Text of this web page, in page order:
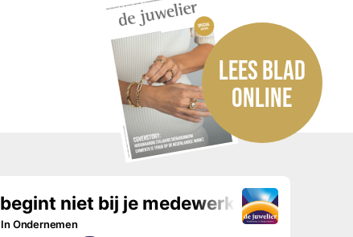
LEES BLAD
ONLINE